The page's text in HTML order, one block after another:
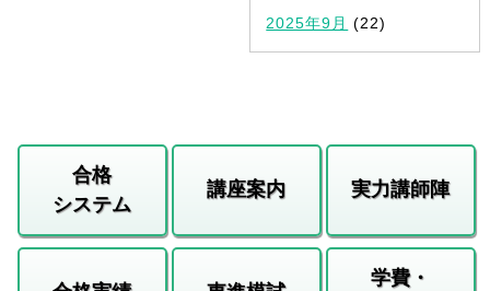
2025年9月 (22)
合格
システム
講座案内 実力講師陣
学費・